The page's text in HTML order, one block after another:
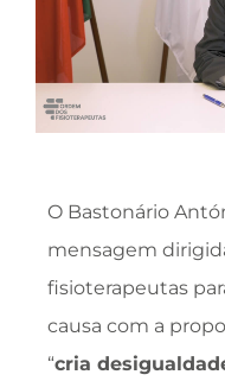
O Bastonário
mensagem
fisioterapeutas
causa com a
“cria